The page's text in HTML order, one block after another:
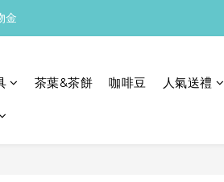
金
茶葉&茶餅 咖啡豆 人氣送禮